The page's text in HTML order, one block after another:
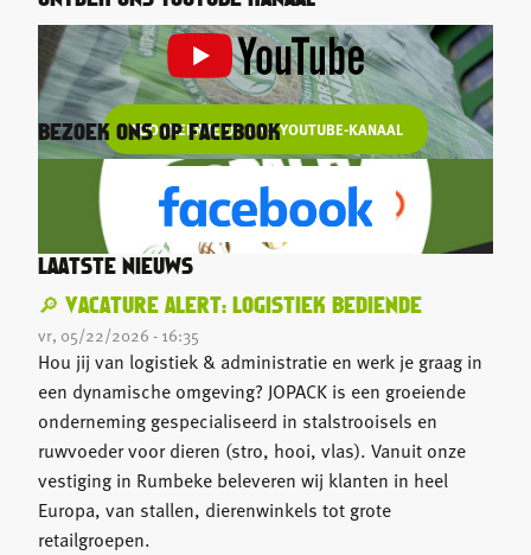
ABONNEER JE OP ONS YOUTUBE-KANAAL
BEZOEK ONS OP FACEBOOK
LAATSTE NIEUWS
🔎 VACATURE ALERT: LOGISTIEK BEDIENDE
vr, 05/22/2026 - 16:35
Hou jij van logistiek & administratie en werk je graag in
een dynamische omgeving? JOPACK is een groeiende
onderneming gespecialiseerd in stalstrooisels en
ruwvoeder voor dieren (stro, hooi, vlas). Vanuit onze
vestiging in Rumbeke beleveren wij klanten in heel
Europa, van stallen, dierenwinkels tot grote
retailgroepen.